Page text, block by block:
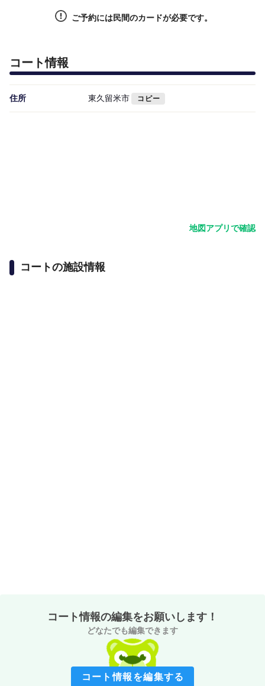
ご予約には民間のカードが必要です。
コート情報
住所 東久留米市 コピー
地図アプリで確認
コートの施設情報
コート情報の編集をお願いします！
どなたでも編集できます
コート情報を編集する